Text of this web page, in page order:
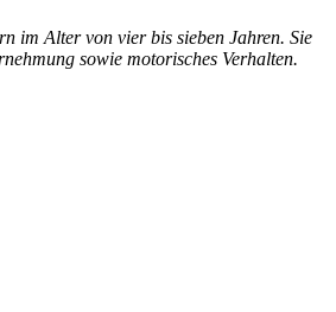
im Alter von vier bis sieben Jahren. Sie
sowie motorisches Verhalten.